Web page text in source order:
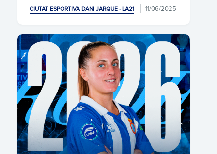
CIUTAT ESPORTIVA DANI JARQUE · LA21 11/06/2025